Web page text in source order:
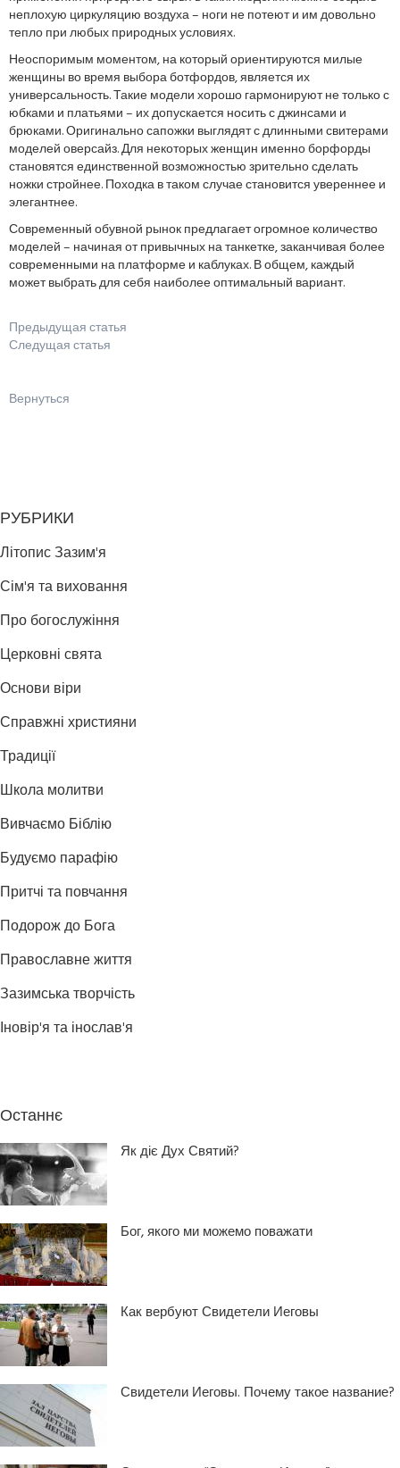
неплохую циркуляцию воздуха – ноги не потеют и им довольно
тепло при любых природных условиях.
Неоспоримым моментом, на который ориентируются милые
женщины во время выбора ботфордов, является их
универсальность. Такие модели хорошо гармонируют не только с
юбками и платьями – их допускается носить с джинсами и
брюками. Оригинально сапожки выглядят с длинными свитерами
моделей оверсайз. Для некоторых женщин именно борфорды
становятся единственной возможностью зрительно сделать
ножки стройнее. Походка в таком случае становится увереннее и
элегантнее.
Современный обувной рынок предлагает огромное количество
моделей – начиная от привычных на танкетке, заканчивая более
современными на платформе и каблуках. В общем, каждый
может выбрать для себя наиболее оптимальный вариант.
Предыдущая статья
Следущая статья
Вернуться
РУБРИКИ
Літопис Зазим'я
Сім'я та виховання
Про богослужіння
Церковні свята
Основи віри
Справжні християни
Традиції
Школа молитви
Вивчаємо Біблію
Будуємо парафію
Притчі та повчання
Подорож до Бога
Православне життя
Зазимська творчість
Іновір'я та інослав'я
Останнє
Як діє Дух Святий?
Бог, якого ми можемо поважати
Как вербуют Свидетели Иеговы
Свидетели Иеговы. Почему такое название?